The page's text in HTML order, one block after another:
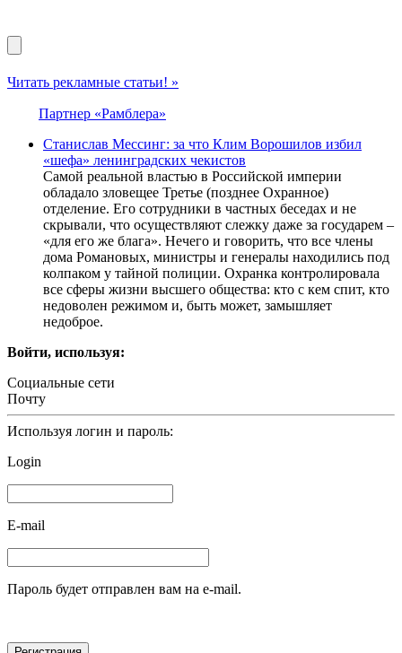
Читать рекламные статьи! »
Партнер «Рамблера»
Станислав Мессинг: за что Клим Ворошилов избил
«шефа» ленинградских чекистов
Самой реальной властью в Российской империи
обладало зловещее Третье (позднее Охранное)
отделение. Его сотрудники в частных беседах и не
скрывали, что осуществляют слежку даже за государем –
«для его же блага». Нечего и говорить, что все члены
дома Романовых, министры и генералы находились под
колпаком у тайной полиции. Охранка контролировала
все сферы жизни высшего общества: кто с кем спит, кто
недоволен режимом и, быть может, замышляет
недоброе.
Войти, используя:
Социальные сети
Почту
Используя логин и пароль:
Login
E-mail
Пароль будет отправлен вам на e-mail.